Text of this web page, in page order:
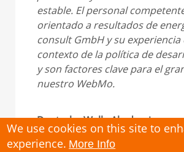
estable. El personal
orientado a resultados de
consult GmbH y su experiencia
contexto de la política de
y son factores clave para el
nuestro WebMo.
Deutsche Welle Akademie
We use cookies on this site to
experience. More Info